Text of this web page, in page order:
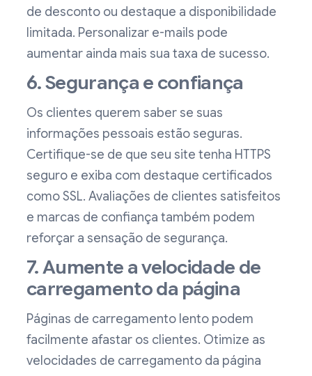
de desconto ou destaque a disponibilidade
limitada. Personalizar e-mails pode
aumentar ainda mais sua taxa de sucesso.
6. Segurança e confiança
Os clientes querem saber se suas
informações pessoais estão seguras.
Certifique-se de que seu site tenha HTTPS
seguro e exiba com destaque certificados
como SSL. Avaliações de clientes satisfeitos
e marcas de confiança também podem
reforçar a sensação de segurança.
7. Aumente a velocidade de
carregamento da página
Páginas de carregamento lento podem
facilmente afastar os clientes. Otimize as
velocidades de carregamento da página